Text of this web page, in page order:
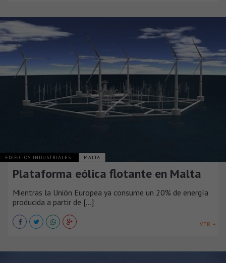
EDIFICIOS INDUSTRIALES MALTA
Plataforma eólica flotante en Malta
Mientras la Unión Europea ya consume un 20% de energía
producida a partir de [...]
VER +